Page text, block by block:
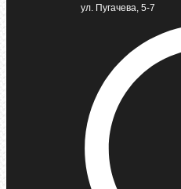
ул. Пугачева, 5-7